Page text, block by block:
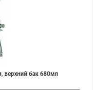
верхний бак 680мл